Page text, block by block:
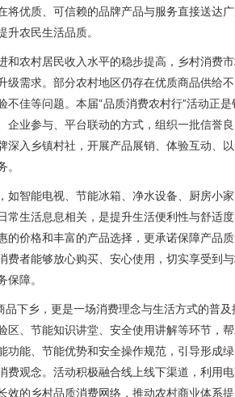
将优质、可信赖的品牌产品与服务直接送达
农民生活品质。
和农村居民收入水平的稳步提高，乡村消费
级需求。部分农村地区仍存在优质商品供给不
不佳等问题。本届“品质消费农村行”活动正是
企业参与、平台联动的方式，组织一批信誉良
深入乡镇村社，开展产品展销、体验互动、
如智能电视、节能冰箱、净水设备、厨房小
常生活息息相关，是提升生活便利性与舒适
的价格和丰富的产品选择，更承诺保障产品
费者能够放心购买、安心使用，切实享受到
障。
品下乡，更是一场消费理念与生活方式的普及
区、节能知识讲堂、安全使用讲解等环节，
功能、节能优势和安全操作规范，引导形成绿
费观念。活动积极融合线上线下渠道，利用
效的乡村品质消费网络，推动农村商业体系